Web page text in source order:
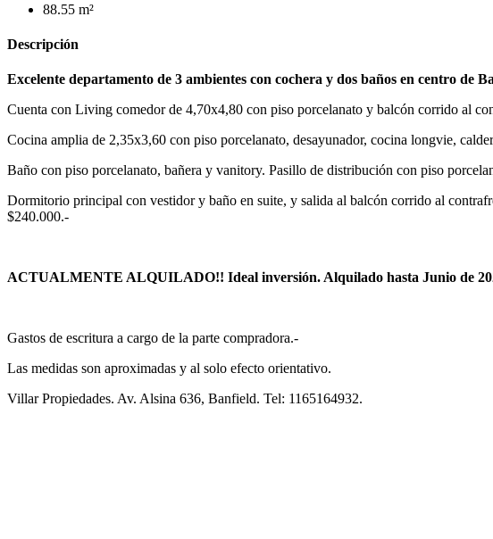
88.55 m²
Descripción
Excelente departamento de 3 ambientes con cochera y dos baños en centro de
Cuenta con Living comedor de 4,70x4,80 con piso porcelanato y balcón corrido al
Cocina amplia de 2,35x3,60 con piso porcelanato, desayunador, cocina longvie,
Baño con piso porcelanato, bañera y vanitory. Pasillo de distribución con piso
Dormitorio principal con vestidor y baño en suite, y salida al balcón corrido al
$240.000.-
ACTUALMENTE ALQUILADO!! Ideal inversión. Alquilado hasta Junio de
Gastos de escritura a cargo de la parte compradora.-
Las medidas son aproximadas y al solo efecto orientativo.
Villar Propiedades. Av. Alsina 636, Banfield. Tel: 1165164932.